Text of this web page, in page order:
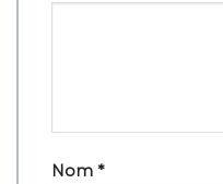
Nom *